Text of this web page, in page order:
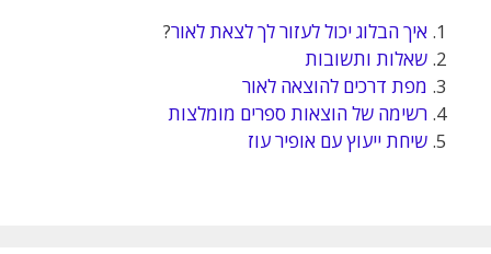
1. איך הבלוג יכול לעזור לך לצאת לאור?
2. שאלות ותשובות
3. מפת דרכים להוצאה לאור
4. רשימה של הוצאות ספרים מומלצות
5. שיחת ייעוץ עם אופיר עוז